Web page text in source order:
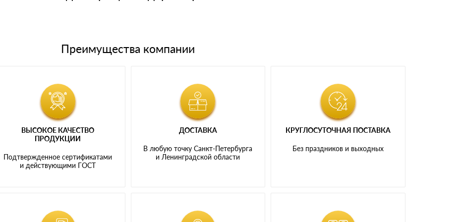
Преимущества компании
ВЫСОКОЕ КАЧЕСТВО
ПРОДУКЦИИ
Подтвержденное сертификатами
и действующими ГОСТ
ДОСТАВКА
В любую точку Санкт-Петербурга
и Ленинградской области
КРУГЛОСУТОЧНАЯ ПОСТАВКА
Без праздников и выходных